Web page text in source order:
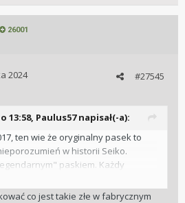
26001
#27545
2024
13:58, Paulus57napisał(-a):
ten wie że oryginalny pasek to
w historii Seiko.
paskiem. Każdy
że zmiana paska to czynność
6 latach posiadania w/w, kolejna
co jest takie złe w fabrycznym